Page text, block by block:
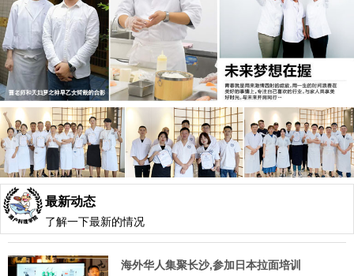
最新动态
了解一下最新的情况
海外华人集聚长沙,参加日本拉面培训